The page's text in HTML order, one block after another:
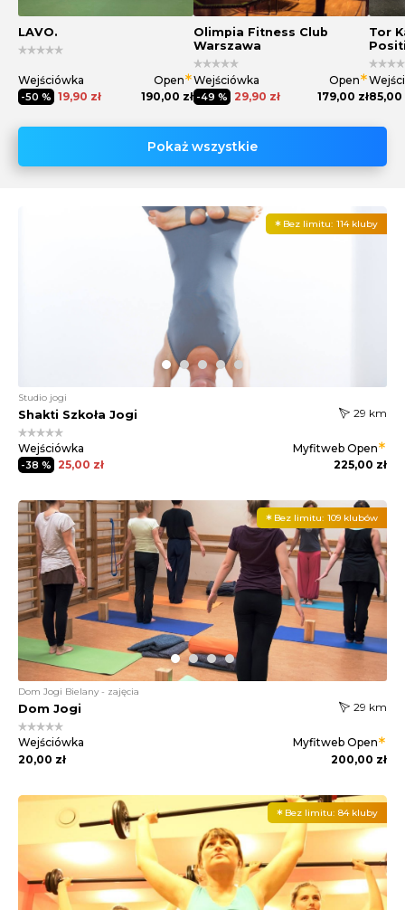
Pokaż wszystkie
LAVO.
Wejściówka
-50 % 19,90 zł
Open
190,00 zł
Olimpia Fitness Club
Warszawa
Wejściówka
-49 % 29,90 zł
Open
179,00 zł
Tor
85,00
Bez limitu: 114 kluby
Studio jogi
Shakti Szkoła Jogi 29 km
Wejściówka
-38 % 25,00 zł
Myfitweb Open
225,00 zł
Bez limitu: 109 klubów
Dom Jogi Bielany - zajęcia
Dom Jogi 29 km
Wejściówka
20,00 zł
Myfitweb Open
200,00 zł
Bez limitu: 84 kluby